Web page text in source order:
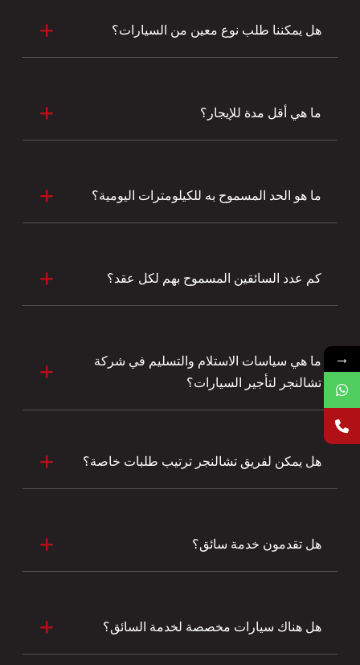
هل يمكننا طلب نوع معين من السيارات؟
ما هي أقل مدة للإيجار؟
ما هو الحد المسموح به للكيلومترات اليومية؟
كم عدد السائقين المسموح بهم لكل عقد؟
ما هي سياسات الاستلام والتسليم في شركة
تشالنجر لتأجير السيارات؟
هل يمكن لفريق تشالنجر ترتيب طلبات خاصة؟
هل تقدمون خدمة سائق؟
هل هناك سيارات مخصصة لخدمة السائق؟
→